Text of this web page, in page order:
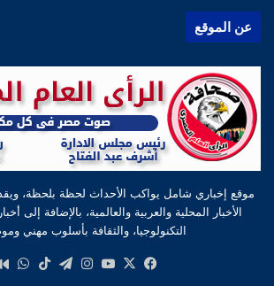
عن الموقع
موقع إخباري شامل يواكب الأحداث لحظة بلحظة،
الأخبار المحلية والعربية والعالمية، بالإضافة إلى
التكنولوجيا، والثقافة بأسلوب مهني
فيسبوك
‫X
‫YouTube
انستقرام
تيلقرام